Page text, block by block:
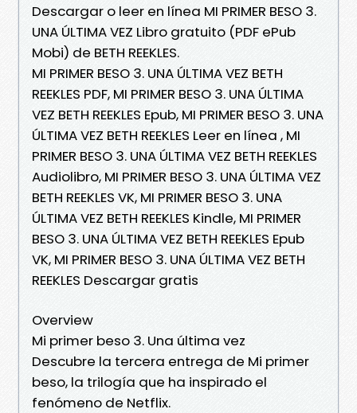
Descargar o leer en línea MI PRIMER BESO 3.
UNA ÚLTIMA VEZ Libro gratuito (PDF ePub
Mobi) de BETH REEKLES.
MI PRIMER BESO 3. UNA ÚLTIMA VEZ BETH
REEKLES PDF, MI PRIMER BESO 3. UNA ÚLTIMA
VEZ BETH REEKLES Epub, MI PRIMER BESO 3. UNA
ÚLTIMA VEZ BETH REEKLES Leer en línea , MI
PRIMER BESO 3. UNA ÚLTIMA VEZ BETH REEKLES
Audiolibro, MI PRIMER BESO 3. UNA ÚLTIMA VEZ
BETH REEKLES VK, MI PRIMER BESO 3. UNA
ÚLTIMA VEZ BETH REEKLES Kindle, MI PRIMER
BESO 3. UNA ÚLTIMA VEZ BETH REEKLES Epub
VK, MI PRIMER BESO 3. UNA ÚLTIMA VEZ BETH
REEKLES Descargar gratis
Overview
Mi primer beso 3. Una última vez
Descubre la tercera entrega de Mi primer
beso, la trilogía que ha inspirado el
fenómeno de Netflix.